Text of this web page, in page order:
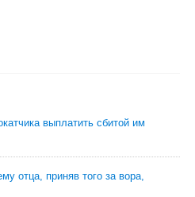
выплатить сбитой им
отца, приняв того за вора,